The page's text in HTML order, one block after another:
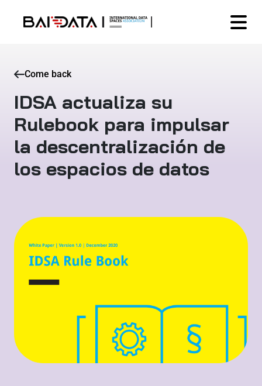
Come back
IDSA actualiza su
Rulebook para impulsar
la descentralización de
los espacios de datos